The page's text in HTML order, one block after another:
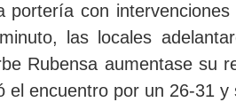
portería con
las locales
Rubensa aumentase su
el encuentro por un 26-31